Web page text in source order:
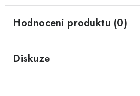
Hodnocení produktu (0)
Diskuze